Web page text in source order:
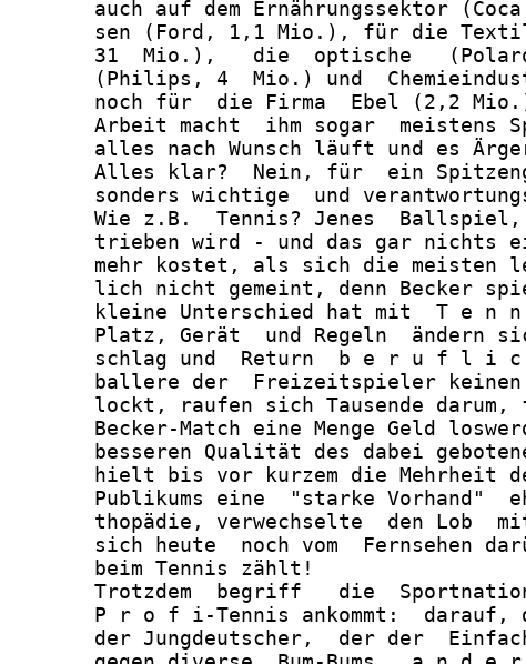
auch auf dem Ernährungssektor
sen (Ford, 1,1 Mio.), für die
31  Mio.),   die  optische
(Philips, 4  Mio.) und
noch für  die Firma  Ebel (2,2
Arbeit macht  ihm sogar  meistens
alles nach Wunsch läuft und es
Alles klar?  Nein, für  ein
sonders wichtige  und
Wie z.B.  Tennis? Jenes
trieben wird - und das gar nichts
mehr kostet, als sich die meisten
lich nicht gemeint, denn Becker
kleine Unterschied hat mit  T e n
Platz, Gerät  und Regeln  ändern
schlag und  Return  b e r u f l i
ballere der  Freizeitspieler
lockt, raufen sich Tausende darum,
Becker-Match eine Menge Geld
besseren Qualität des dabei
hielt bis vor kurzem die Mehrheit
Publikums eine  "starke Vorhand"
thopädie, verwechselte  den Lob
sich heute  noch vom  Fernsehen
       beim Tennis zählt!
Trotzdem  begriff   die
P r o f i-Tennis ankommt:  darauf,
der Jungdeutscher,  der der